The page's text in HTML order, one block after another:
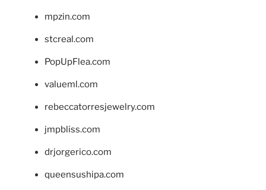
mpzin.com
stcreal.com
PopUpFlea.com
valueml.com
rebeccatorresjewelry.com
jmpbliss.com
drjorgerico.com
queensushipa.com